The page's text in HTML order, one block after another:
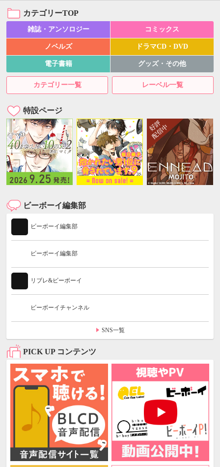
カテゴリーTOP
雑誌・アンソロジー コミックス
ノベルズ ドラマCD・DVD
電子書籍 グッズ・その他
カテゴリー一覧 レーベル一覧
特設ページ
ビーボーイ編集部
ビーボーイ編集部
ビーボーイ編集部
リブレ&ビーボーイ
ビーボーイチャンネル
SNS一覧
PICK UP コンテンツ